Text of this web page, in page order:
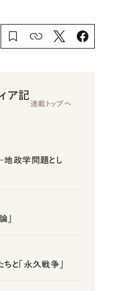
ア記
連載トップへ
地政学問題とし
と「永久戦争」